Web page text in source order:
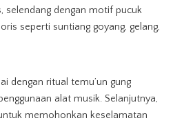
selendang dengan motif pucuk
seperti suntiang goyang, gelang,
dengan ritual temu’un gung
alat musik. Selanjutnya,
memohonkan keselamatan